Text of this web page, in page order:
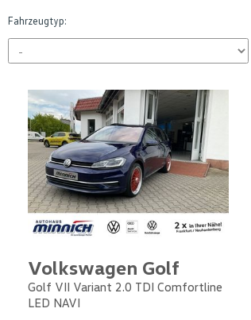
Fahrzeugtyp:
Volkswagen Golf
Golf VII Variant 2.0 TDI Comfortline
LED NAVI